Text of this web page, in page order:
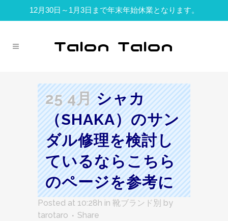
12月30日～1月3日まで年末年始休業となります。
25 4月シャカ
（SHAKA）のサン
ダル修理を検討し
ているならこちら
のページを参考に
Posted at 10:28h in 靴ブランド別 by
tarotaro
Share